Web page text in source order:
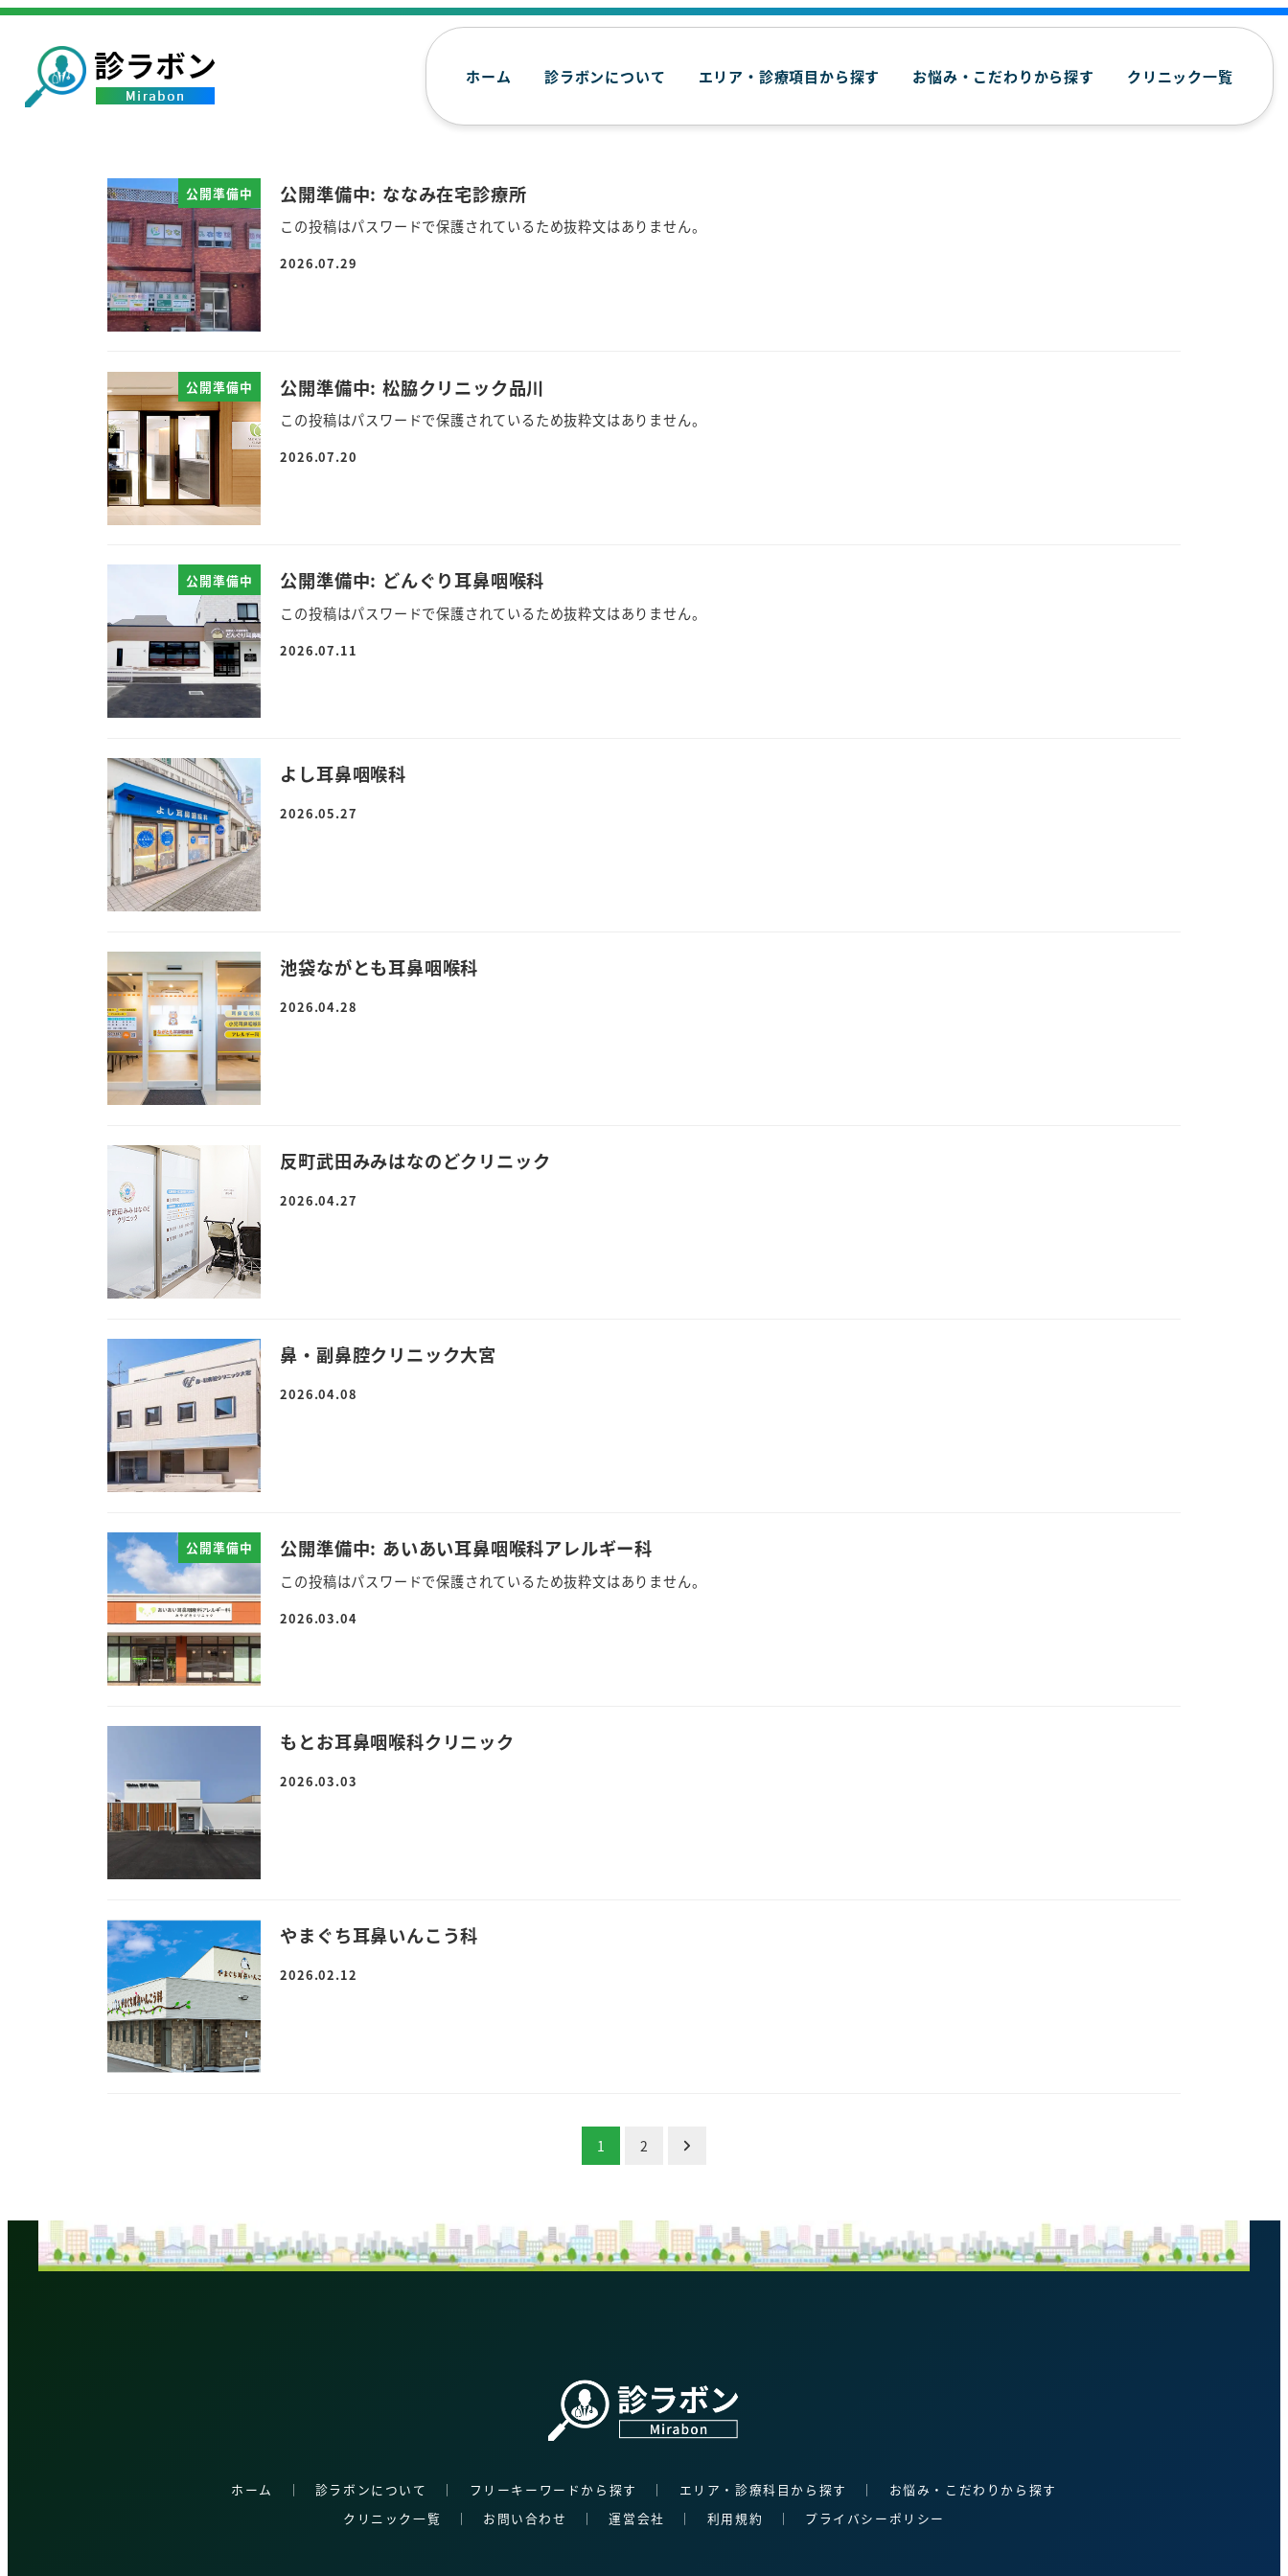
ホーム 診ラボンについて エリア・診療項目から探す お悩み・こだわりから探す クリニック一覧
公開準備中 公開準備中: ななみ在宅診療所
この投稿はパスワードで保護されているため抜粋文はありません。
2026.07.29
公開準備中 公開準備中: 松脇クリニック品川
この投稿はパスワードで保護されているため抜粋文はありません。
2026.07.20
公開準備中 公開準備中: どんぐり耳鼻咽喉科
この投稿はパスワードで保護されているため抜粋文はありません。
2026.07.11
よし耳鼻咽喉科
2026.05.27
池袋ながとも耳鼻咽喉科
2026.04.28
反町武田みみはなのどクリニック
2026.04.27
鼻・副鼻腔クリニック大宮
2026.04.08
公開準備中 公開準備中: あいあい耳鼻咽喉科アレルギー科
この投稿はパスワードで保護されているため抜粋文はありません。
2026.03.04
もとお耳鼻咽喉科クリニック
2026.03.03
やまぐち耳鼻いんこう科
2026.02.12
の
ペ
1 2
ホーム │ 診ラボンについて │ フリーキーワードから探す │ エリア・診療科目から探す │ お悩み・こだわりから探す
クリニック一覧
│ お問い合わせ │運営会社 │ 利用規約 │ プライバシーポリシー